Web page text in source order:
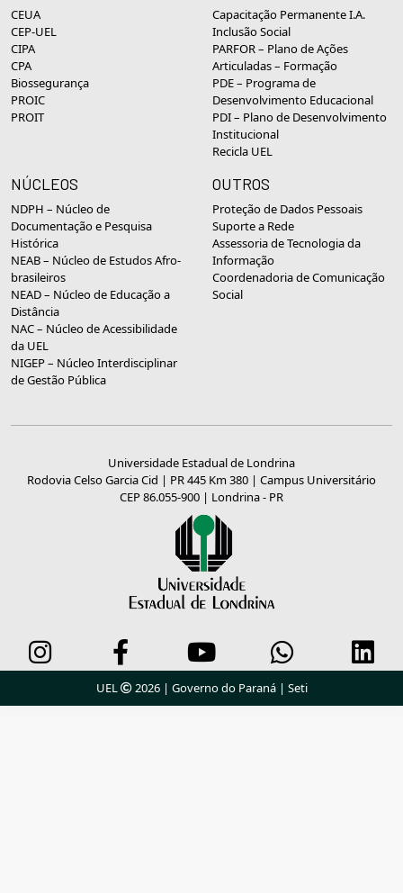
CEUA
CEP-UEL
CIPA
CPA
Biossegurança
PROIC
PROIT
Capacitação Permanente I.A.
Inclusão Social
PARFOR – Plano de Ações
Articuladas – Formação
PDE – Programa de
Desenvolvimento Educacional
PDI – Plano de Desenvolvimento
Institucional
Recicla UEL
NÚCLEOS
NDPH – Núcleo de
Documentação e Pesquisa
Histórica
NEAB – Núcleo de Estudos Afro-
brasileiros
NEAD – Núcleo de Educação a
Distância
NAC – Núcleo de Acessibilidade
da UEL
NIGEP – Núcleo Interdisciplinar
de Gestão Pública
OUTROS
Proteção de Dados Pessoais
Suporte a Rede
Assessoria de Tecnologia da
Informação
Coordenadoria de Comunicação
Social
Universidade Estadual de Londrina
Rodovia Celso Garcia Cid | PR 445 Km 380 | Campus Universitário
CEP 86.055-900 | Londrina - PR
UEL 2026 | Governo do Paraná| Seti